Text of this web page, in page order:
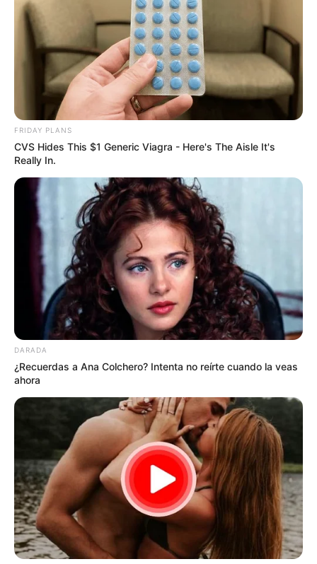
FRIDAY PLANS
CVS Hides This $1 Generic Viagra - Here's The Aisle It's
Really In.
DARADA
¿Recuerdas a Ana Colchero? Intenta no reírte cuando la veas
ahora